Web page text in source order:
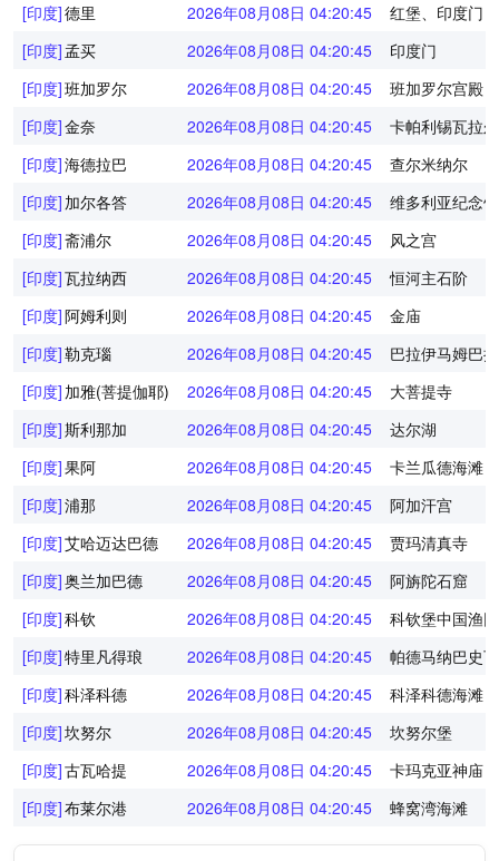
[印度]德里 2026年08月08日 04:20:45
红堡、印度门
[印度]孟买 2026年08月08日 04:20:45
印度门
[印度]班加罗尔 2026年08月08日 04:20:45
班加罗尔宫殿
[印度]金奈 2026年08月08日 04:20:45
卡帕利锡瓦拉
[印度]海德拉巴 2026年08月08日 04:20:45
查尔米纳尔
[印度] 加尔各答 2026年08月08日 04:20:45
维多利亚纪念馆
[印度]斋浦尔 2026年08月08日 04:20:45
风之宫
[印度]瓦拉纳西 2026年08月08日 04:20:45
恒河主石阶
[印度]阿姆利则 2026年08月08日 04:20:45
金庙
[印度]勒克瑙 2026年08月08日 04:20:45
巴拉伊马姆巴拉
[印度] 加雅(菩提伽耶) 2026年08月08日 04:20:45
大菩提寺
[印度]斯利那加 2026年08月08日 04:20:45
达尔湖
[印度]果阿 2026年08月08日 04:20:45
卡兰瓜德海滩
[印度]浦那 2026年08月08日 04:20:45
阿加汗宫
[印度]艾哈迈达巴德 2026年08月08日 04:20:45
贾玛清真寺
[印度]奥兰加巴德 2026年08月08日 04:20:45
阿旃陀石窟
[印度]科钦 2026年08月08日 04:20:45
科钦堡中国渔网
[印度]特里凡得琅 2026年08月08日 04:20:45
帕德马纳巴史
[印度]科泽科德 2026年08月08日 04:20:45
科泽科德海滩
[印度]坎努尔 2026年08月08日 04:20:45
坎努尔堡
[印度]古瓦哈提 2026年08月08日 04:20:45
卡玛克亚神庙
[印度]布莱尔港 2026年08月08日 04:20:45 蜂窝湾海滩